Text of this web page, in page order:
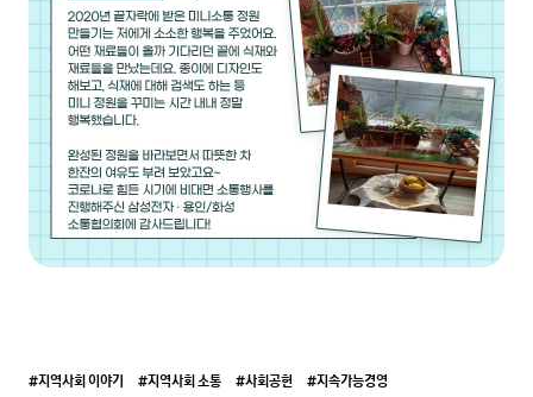
#지역사회 이야기 #지역사회 소통 #사회공헌 #지속가능경영